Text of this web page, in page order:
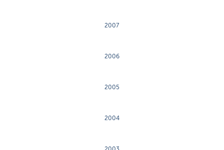
2007
2006
2005
2004